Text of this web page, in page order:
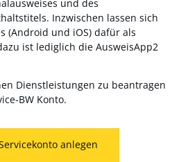
und des
Inzwischen lassen sich
(Android und iOS) dafür als
ist lediglich die AusweisApp2
Dienstleistungen zu beantragen
BW Konto.
anlegen